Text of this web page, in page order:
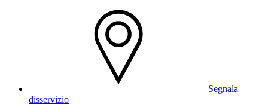
Segnala
disservizio